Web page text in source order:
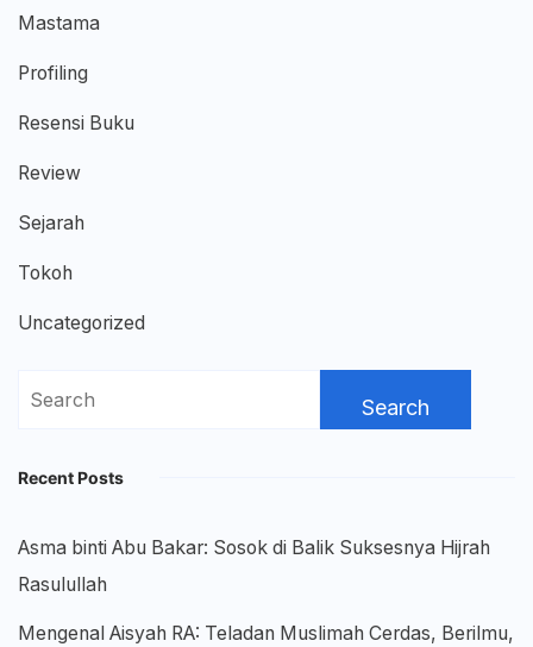
Mastama
Profiling
Resensi Buku
Review
Sejarah
Tokoh
Uncategorized
Search
Recent Posts
Asma binti Abu Bakar: Sosok di Balik Suksesnya Hijrah
Rasulullah
Mengenal Aisyah RA: Teladan Muslimah Cerdas, Berilmu,